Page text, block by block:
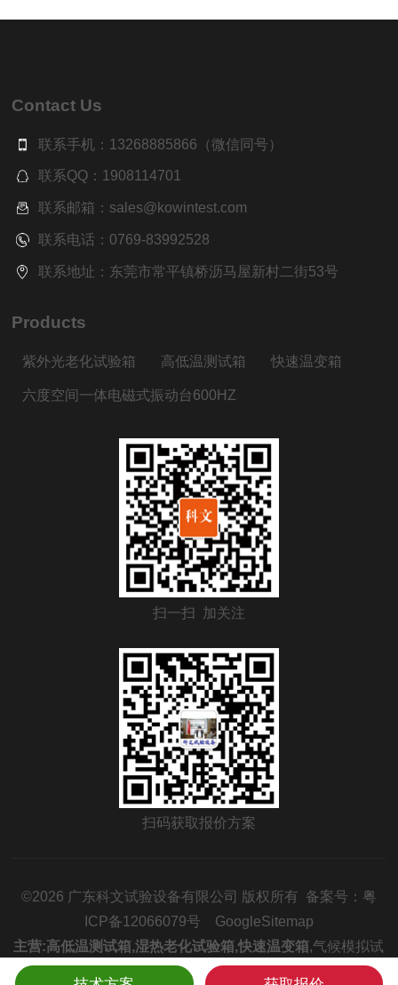
Contact Us
联系手机：13268885866（微信同号）
联系QQ：1908114701
联系邮箱：sales@kowintest.com
联系电话：0769-83992528
联系地址：东莞市常平镇桥沥马屋新村二街53号
Products
紫外光老化试验箱 高低温测试箱 快速温变箱
六度空间一体电磁式振动台600HZ
扫一扫 加关注
扫码获取报价方案
©2026 广东科文试验设备有限公司 版权所有 备案号： 粤
ICP备12066079号
GoogleSitemap
主营:高低温测试箱,湿热老化试验箱,快速温变箱,气候模拟试
冷热冲击箱 温度循环试验箱